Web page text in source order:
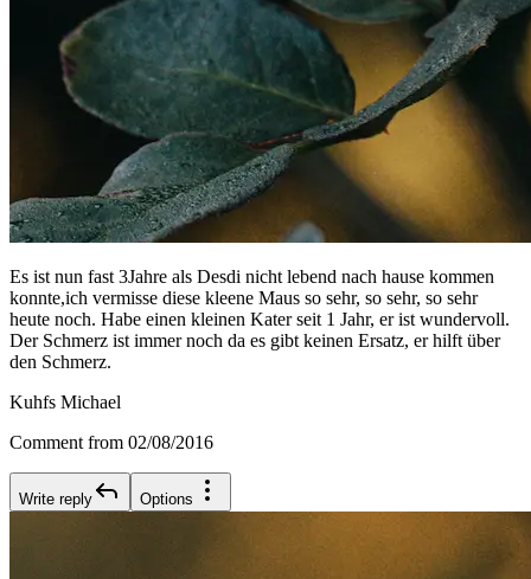
Es ist nun fast 3Jahre als Desdi nicht lebend nach hause kommen
konnte,ich vermisse diese kleene Maus so sehr, so sehr, so sehr
heute noch. Habe einen kleinen Kater seit 1 Jahr, er ist wundervoll.
Der Schmerz ist immer noch da es gibt keinen Ersatz, er hilft über
den Schmerz.
Kuhfs Michael
Comment from 02/08/2016
Write reply Options